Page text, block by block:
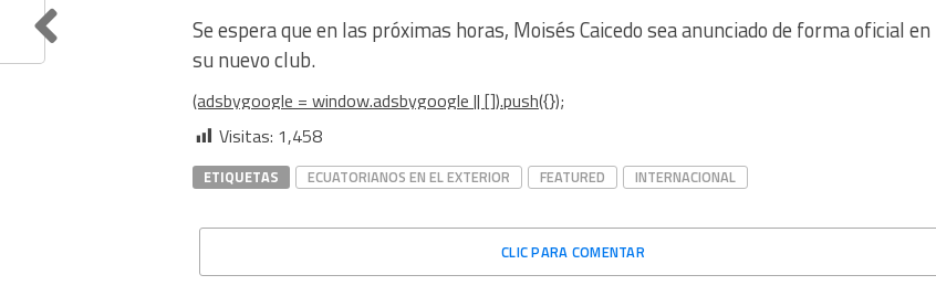
Se espera que en las próximas horas, Moisés Caicedo sea anunciado de forma oficial en
su nuevo club.
(adsbygoogle = window.adsbygoogle || []).push({});
Visitas: 1,458
ETIQUETAS ECUATORIANOS EN EL EXTERIOR FEATURED INTERNACIONAL
CLIC PARA COMENTAR